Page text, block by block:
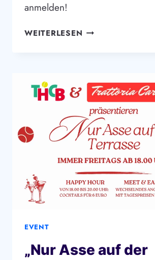
anmelden!
WEITERLESEN HOLAMANIE
–
JETZT
ANMELDEN!
EVENT
„Nur Asse auf der